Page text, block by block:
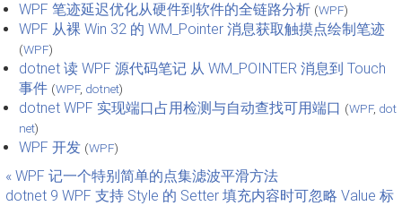
WPF 笔迹延迟优化从硬件到软件的全链路分析 (WPF)
WPF 从裸 Win 32 的 WM_Pointer 消息获取触摸点绘制笔迹
(WPF)
dotnet 读 WPF 源代码笔记 从 WM_POINTER 消息到 Touch
事件 (WPF, dotnet)
dotnet WPF 实现端口占用检测与自动查找可用端口 (WPF, dot
net)
WPF 开发 (WPF)
« WPF 记一个特别简单的点集滤波平滑方法
dotnet 9 WPF 支持 Style 的 Setter 填充内容时可忽略 Value 标